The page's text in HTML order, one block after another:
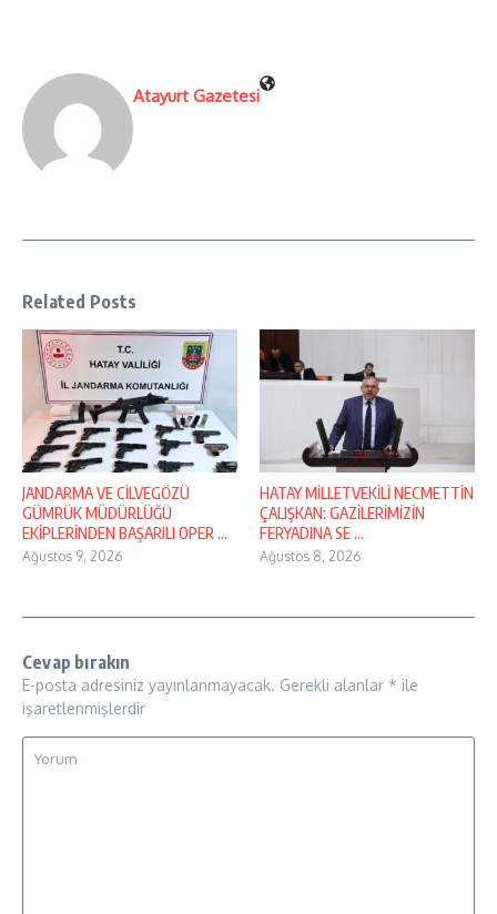
Atayurt Gazetesi
Related Posts
JANDARMA VE CİLVEGÖZÜ
GÜMRÜK MÜDÜRLÜĞÜ
EKİPLERİNDEN BAŞARILI OPER ...
Ağustos 9, 2026
HATAY MİLLETVEKİLİ NECMETTİN
ÇALIŞKAN: GAZİLERİMİZİN
FERYADINA SE ...
Ağustos 8, 2026
Cevap bırakın
E-posta adresiniz yayınlanmayacak. Gerekli alanlar * ile
işaretlenmişlerdir